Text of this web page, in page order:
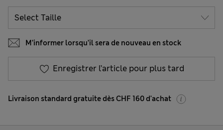
M’informer lorsqu’il sera de nouveau en stock
Enregistrer l’article pour plus tard
Livraison standard gratuite dès CHF 160 d'achat